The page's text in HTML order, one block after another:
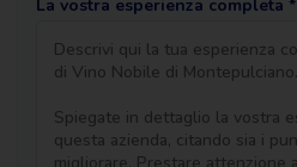
La vostra esperienza completa *